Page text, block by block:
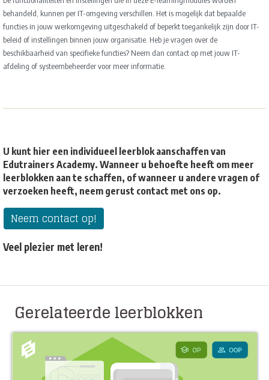
behandeld, kunnen per IT-omgeving verschillen. Het is mogelijk dat bepaalde
functies in jouw werkomgeving uitgeschakeld of beperkt toegankelijk zijn door IT-
beleid of instellingen binnen jouw organisatie. Heb je vragen over de
beschikbaarheid van specifieke functies? Neem dan contact op met jouw IT-
afdeling of systeembeheerder voor meer informatie.
U kunt hier een individueel leerblok aanschaffen van
Edutrainers Academy. Wanneer u behoefte heeft om meer
leerblokken aan te schaffen, of wanneer u andere vragen of
verzoeken heeft, neem gerust contact met ons op.
Neem contact op!
Veel plezier met leren!
Gerelateerde leerblokken